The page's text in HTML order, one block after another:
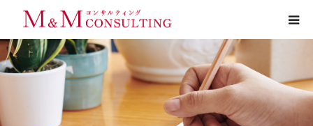
プロフィール
サービス